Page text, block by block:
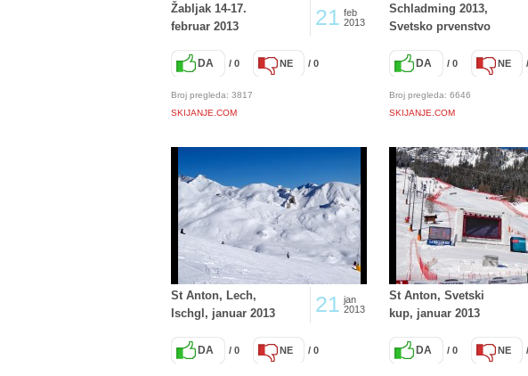
21 feb
2013
Žabljak 14-17.
februar 2013
DA / 0 NE / 0
Broj pregleda: 3817
SKIJANJE.COM
Schladming 2013,
Svetsko prvenstvo
DA / 0 NE
Broj pregleda: 6646
SKIJANJE.COM
21 jan
2013
St Anton, Lech,
Ischgl, januar 2013
DA / 0 NE / 0
St Anton, Svetski
kup, januar 2013
DA / 0 NE